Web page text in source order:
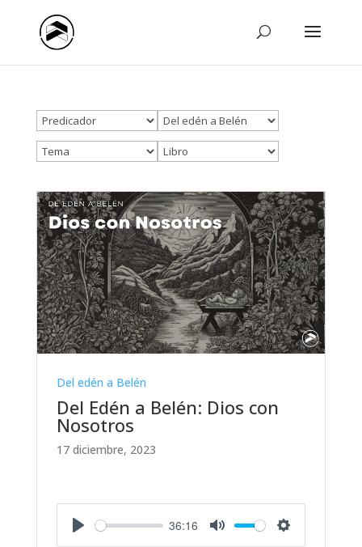
Del edén a Belén
Del Edén a Belén: Dios con
Nosotros
17 diciembre, 2023
36:16